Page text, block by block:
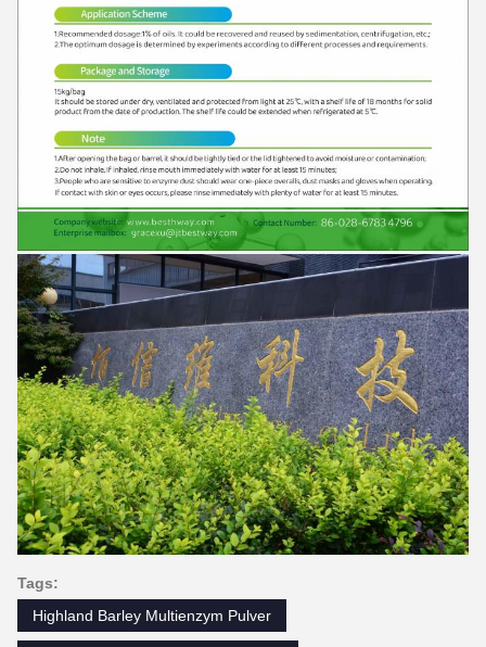
Tags:
Highland Barley Multienzym Pulver